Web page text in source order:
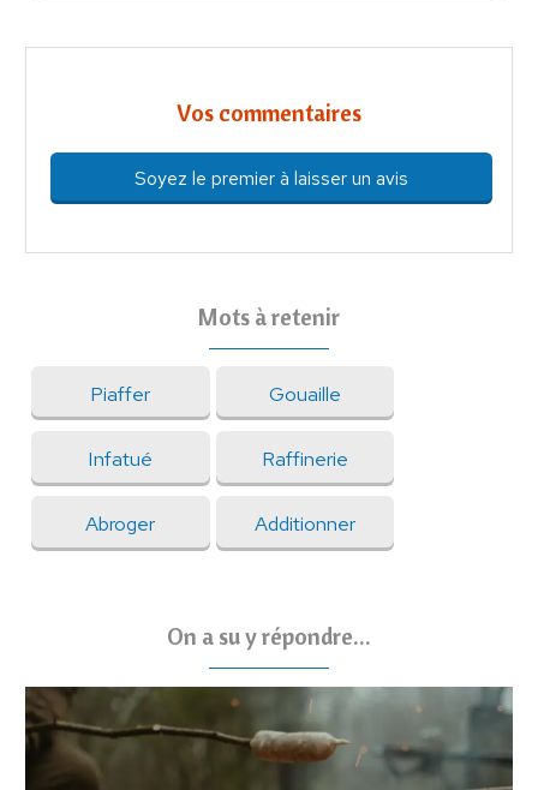
Vos commentaires
Soyez le premier à laisser un avis
Mots à retenir
Piaffer Gouaille
Infatué Raffinerie
Abroger Additionner
On a su y répondre...